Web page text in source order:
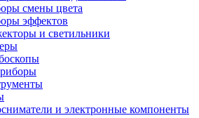
смены цвета
эффектов
и светильники
и электронные компоненты